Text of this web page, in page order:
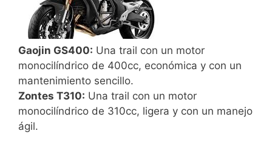
Gaojin GS400: Una trail con un motor
monocilíndrico de 400cc, económica y con un
mantenimiento sencillo.
Zontes T310: Una trail con un motor
monocilíndrico de 310cc, ligera y con un manejo
ágil.